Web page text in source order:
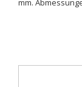
mm.